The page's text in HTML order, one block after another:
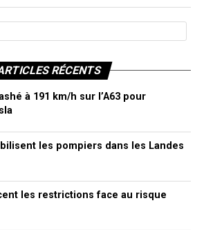
RÉCENTS
à 191 km/h sur l’A63 pour
les pompiers dans les Landes
les restrictions face au risque